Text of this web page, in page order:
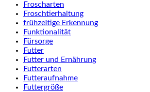
Froscharten
Froschtierhaltung
frühzeitige Erkennung
Funktionalität
Fürsorge
Futter
Futter und Ernährung
Futterarten
Futteraufnahme
Futtergröße